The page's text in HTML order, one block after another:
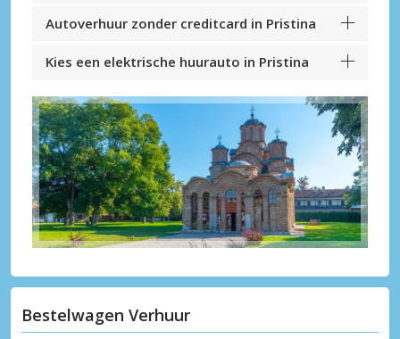
Autoverhuur zonder creditcard in Pristina
Kies een elektrische huurauto in Pristina
Bestelwagen Verhuur